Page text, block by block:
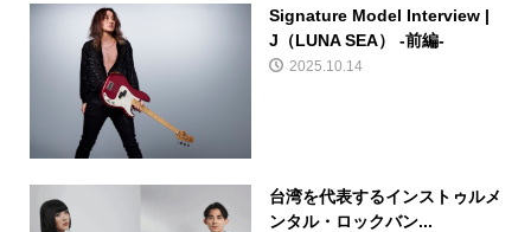
Signature Model Interview |
J（LUNA SEA） -前編-
2025.10.14
台湾を代表するインストゥルメ
ンタル・ロックバン...